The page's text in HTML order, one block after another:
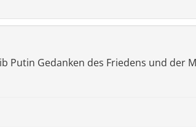
Putin Gedanken des Friedens und der